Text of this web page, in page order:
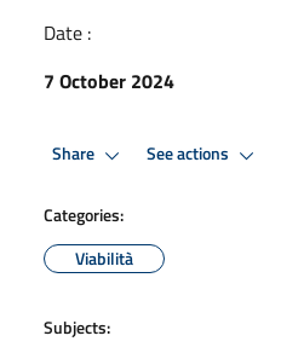
Date :
7 October 2024
Share See actions
Categories:
Viabilità
Subjects: